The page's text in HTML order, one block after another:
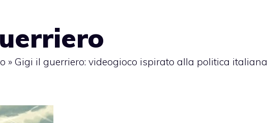
» Gigi il guerriero: videogioco ispirato alla politica italiana